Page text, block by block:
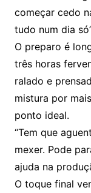
começar cedo
tudo num dia
O preparo é
três horas
ralado e
mistura por
ponto ideal.
“Tem que
mexer. Pode
ajuda na
O toque final